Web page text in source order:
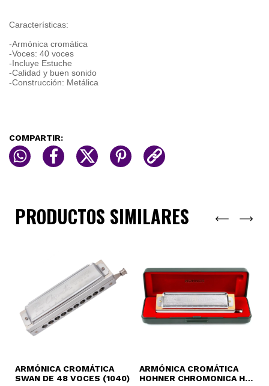
Características:
-Armónica cromática
-Voces: 40 voces
-Incluye Estuche
-Calidad y buen sonido
-Construcción: Metálica
COMPARTIR:
PRODUCTOS SIMILARES
ARMÓNICA CROMÁTICA
SWAN DE 48 VOCES (1040)
ARMÓNICA CROMÁTICA
HOHNER CHROMONICA H-